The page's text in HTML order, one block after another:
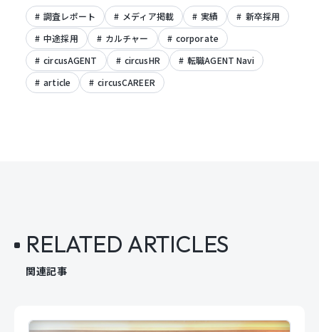
調査レポート メディア掲載 実績
新卒採用
中途採用
カルチャー
corporate
circusAGENT
circusHR
転職AGENT Navi
article
circusCAREER
RELATED ARTICLES
関連記事